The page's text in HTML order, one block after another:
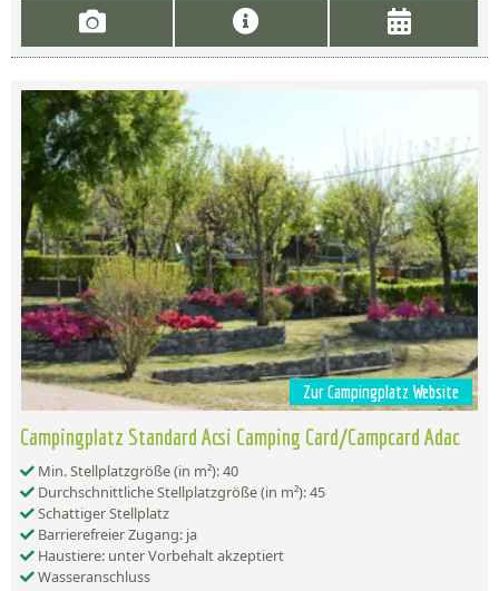
Zur Campingplatz Website
Campingplatz Standard Acsi Camping Card/Campcard Adac
Min. Stellplatzgröße (in m²): 40
Durchschnittliche Stellplatzgröße (in m²): 45
Schattiger Stellplatz
Barrierefreier Zugang: ja
Haustiere: unter Vorbehalt akzeptiert
Wasseranschluss